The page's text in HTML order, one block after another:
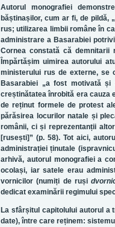
Autorul monografiei
băștinașilor, cum ar fi, de pildă,
rus; utilizarea limbii române în
administrare a Basarabiei
Cornea constată că demnitarii
Împărtășim uimirea autorului
ministerului rus de externe, se
Basarabiei „a fost motivată
creștinătatea înrobită era cauza
de reținut formele de protest
părăsirea locurilor natale și
românii, ci și reprezentanții
[rusești]” (p. 58). Tot aici,
administrației ținutale
arhivă, autorul monografiei a
ocolași, iar satele erau
vornicilor (numiți de ruși
dedicat examinării regimului
La sfârșitul capitolului autorul a
date), între care reținem: